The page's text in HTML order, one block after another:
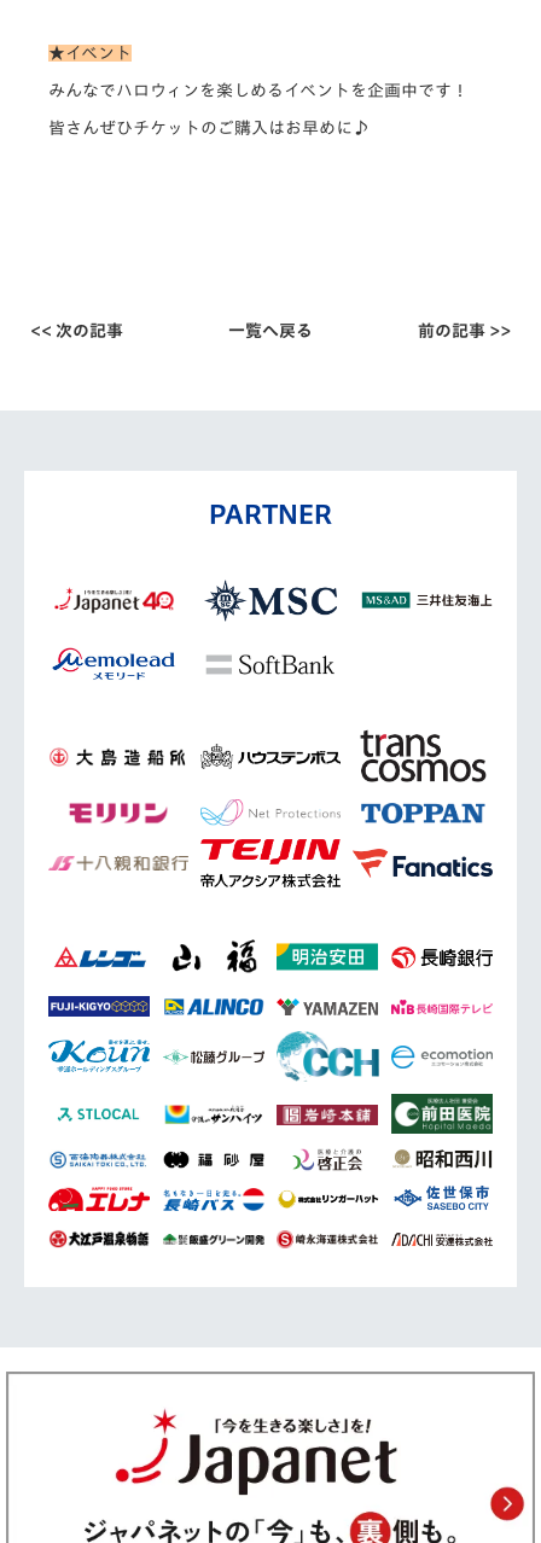
★イベント
みんなでハロウィンを楽しめるイベントを企画中です！
皆さんぜひチケットのご購入はお早めに♪
<< 次の記事 一覧へ戻る 前の記事 >>
PARTNER